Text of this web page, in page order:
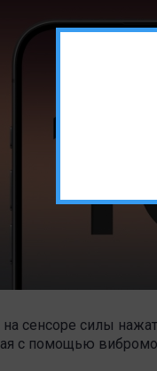
сенсоре силы
с помощью